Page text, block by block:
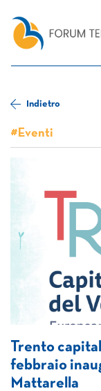
Indietro
#Eventi
Trento
febbraio
Mattarella